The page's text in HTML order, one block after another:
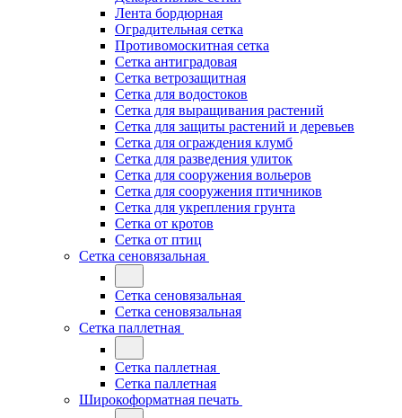
Лента бордюрная
Оградительная сетка
Противомоскитная сетка
Сетка антиградовая
Сетка ветрозащитная
Сетка для водостоков
Сетка для выращивания растений
Сетка для защиты растений и деревьев
Сетка для ограждения клумб
Сетка для разведения улиток
Сетка для сооружения вольеров
Сетка для сооружения птичников
Сетка для укрепления грунта
Сетка от кротов
Сетка от птиц
Сетка сеновязальная
Сетка сеновязальная
Сетка сеновязальная
Сетка паллетная
Сетка паллетная
Сетка паллетная
Широкоформатная печать